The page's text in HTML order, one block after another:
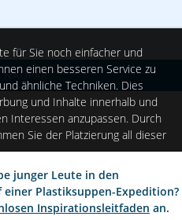
NAUPAR
junger Leute in den
Plastiksuppen-Expedition?
Inspirationsleitfaden an.
für Sie noch einfacher und
einen besseren Service zu
ähnliche Techniken. Dies
und Inhalte innerhalb und
Interessen anzupassen. Durch
Sie der Platzierung all dieser
Einstellungen